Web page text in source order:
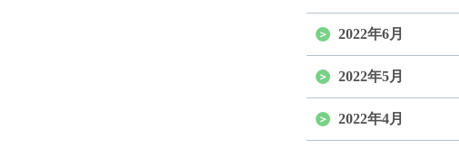
2022年6月
2022年5月
2022年4月